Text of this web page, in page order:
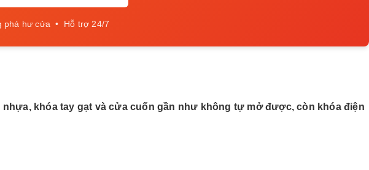
phá hư cửa • Hỗ trợ 24/7
khóa tay gạt và cửa cuốn gần như không tự mở được, còn khóa điện